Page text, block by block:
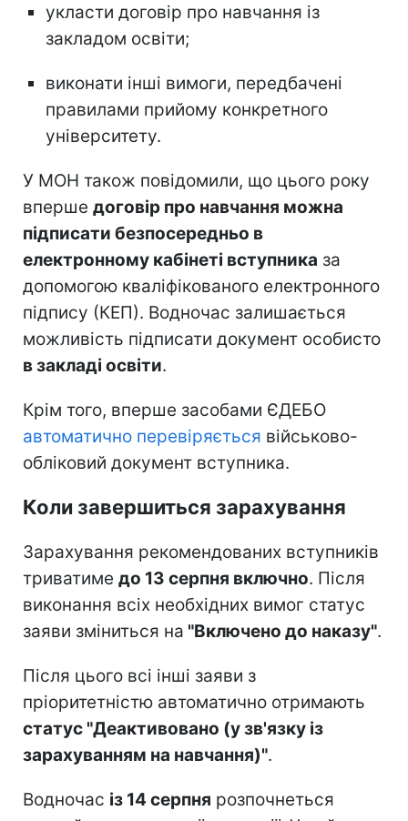
укласти договір про навчання із
закладом освіти;
виконати інші вимоги, передбачені
правилами прийому конкретного
університету.
У МОН також повідомили, що цього року
вперше договір про навчання можна
підписати безпосередньо в
електронному кабінеті вступника за
допомогою кваліфікованого електронного
підпису (КЕП). Водночас залишається
можливість підписати документ особисто
в закладі освіти.
Крім того, вперше засобами ЄДЕБО
автоматично перевіряється військово-
обліковий документ вступника.
Коли завершиться зарахування
Зарахування рекомендованих вступників
триватиме до 13 серпня включно. Після
виконання всіх необхідних вимог статус
заяви зміниться на "Включено до наказу".
Після цього всі інші заяви з
пріоритетністю автоматично отримають
статус "Деактивовано (у зв'язку із
зарахуванням на навчання)".
Водночас із 14 серпня розпочнеться